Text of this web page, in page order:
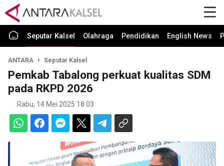
Seputar Kalsel Olahraga Pendidikan English News
ANTARA Seputar Kalsel
Pemkab Tabalong perkuat kualitas SDM
pada RKPD 2026
Rabu, 14 Mei 2025 18:03